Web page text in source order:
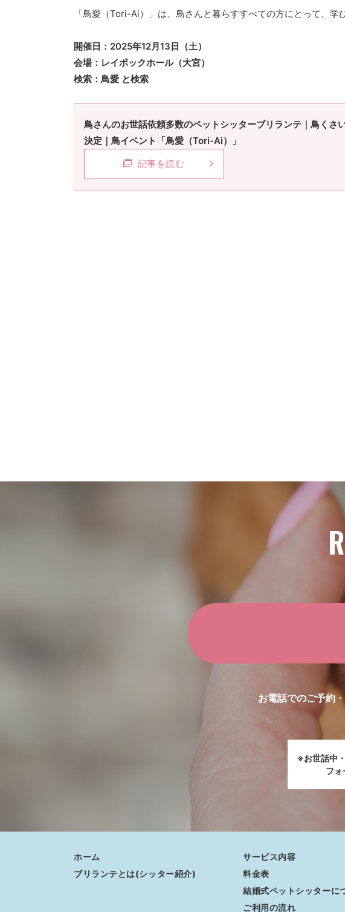
「鳥愛（Tori-Ai）」は、鳥さんと暮らすすべての方にとって、学
開催日：2025年12月13日（土）
会場：レイボックホール（大宮）
検索：鳥愛 と検索
鳥さんのお世話依頼多数のペットシッターブリランテ｜鳥くさ
決定｜鳥イベント「鳥愛（Tori-Ai）」
記事を読む
お電話でのご予約
※お世話中
フォ
ホーム
ブリランテとは(シッター紹介)
サービス内容
料金表
結婚式ペットシッターに
ご利用の流れ